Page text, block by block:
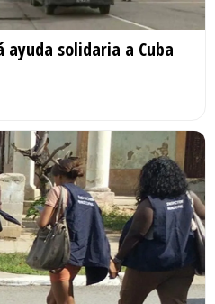
solidaria a Cuba